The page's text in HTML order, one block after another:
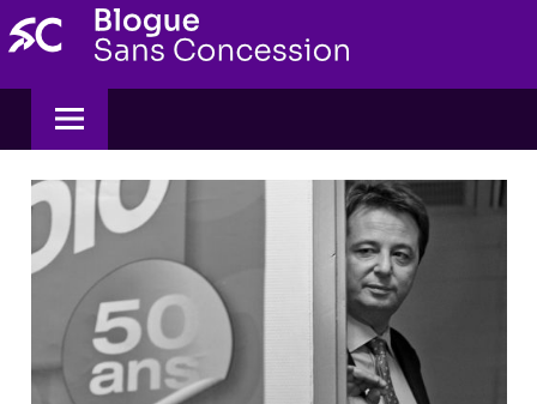
Skip
to
content